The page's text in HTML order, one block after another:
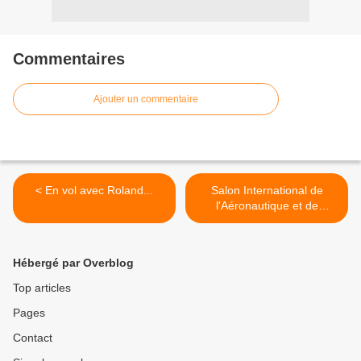
Commentaires
Ajouter un commentaire
< En vol avec Roland...
Salon International de
l'Aéronautique et de
l'Espace Le Bourget 2017...
Hébergé par Overblog
Top articles
Pages
Contact